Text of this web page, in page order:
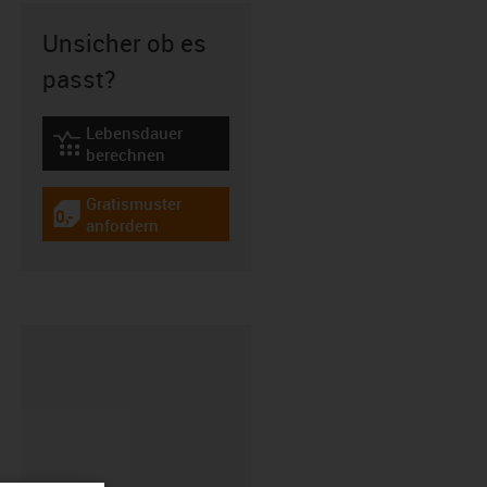
Unsicher ob es
passt?
igus-icon-lebensdauerrechner
Lebensdauer
berechnen
igus-icon-gratismuster
Gratismuster
anfordern